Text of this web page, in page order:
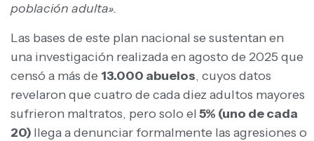
población adulta».
Las bases de este plan nacional se sustentan en
una investigación realizada en agosto de 2025 que
censó a más de 13.000 abuelos, cuyos datos
revelaron que cuatro de cada diez adultos mayores
sufrieron maltratos, pero solo el5% (uno de cada
20) llega a denunciar formalmente las agresiones o